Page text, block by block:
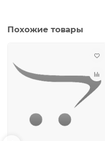
Похожие товары